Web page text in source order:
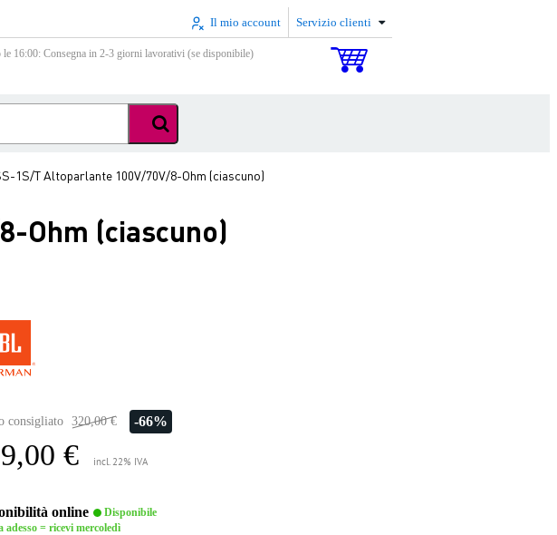
Il mio account Servizio clienti
le 16:00: Consegna in 2-3 giorni lavorativi (se disponibile)
1S/T Altoparlante 100V/70V/8-Ohm (ciascuno)
Ohm (ciascuno)
consigliato 320,00 € -66%
€ incl. 22% IVA
online
Disponibile
adesso = ricevi mercoledì